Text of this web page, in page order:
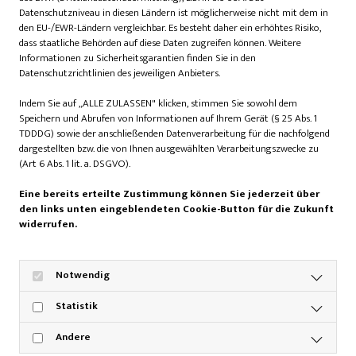
ist Jagdherr in Isernhagen und reitet im springenden Feld
mit, das lässt er sich nicht nehmen. Das Führen der Meute
hat seine Tochter Celestina Löbbecke übernommen. Sie
trägt übrigens auch einen roten Jagdrock, ein
Kleidungsstück, das sich Jagdreiter durch Erfahrung
verdienen müssen. Bisher war dieses Outfit in Deutschland
für Damen unüblich, aber die Zeiten ändern sich und Lady-
Master Celestina hat sich ihr Outfit redlich verdient.
Halali und Grünkohl: Der
stimmungsvolle Abschluss
Seit Wochen sind die Mitglieder des Reit- und Fahrvereins
Isernhagen aktiv, um die rund 15 Kilometer lange Strecke
vorzubereiten und naturnahe Hindernisse auf dem
Truppenübungsplatz zu bauen. Jagdhornbläser begleiten
Datenschutzniveau in diesen Ländern ist möglicherweise nicht mit dem in
den EU-/EWR-Ländern vergleichbar. Es besteht daher ein erhöhtes Risiko,
dass staatliche Behörden auf diese Daten zugreifen können. Weitere
Informationen zu Sicherheitsgarantien finden Sie in den
Datenschutzrichtlinien des jeweiligen Anbieters.
Indem Sie auf „ALLE ZULASSEN" klicken, stimmen Sie sowohl dem
Speichern und Abrufen von Informationen auf Ihrem Gerät (§ 25 Abs. 1
TDDDG) sowie der anschließenden Datenverarbeitung für die nachfolgend
dargestellten bzw. die von Ihnen ausgewählten Verarbeitungszwecke zu
(Art 6 Abs. 1 lit. a. DSGVO).
Eine bereits erteilte Zustimmung können Sie jederzeit über
den links unten eingeblendeten Cookie-Button für die Zukunft
widerrufen.
Notwendig
Statistik
Andere